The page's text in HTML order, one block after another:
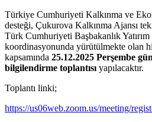
Türkiye Cumhuriyeti Kalkınma ve
desteği, Çukurova Kalkınma Ajansı
Türk Cumhuriyeti Başbakanlık
koordinasyonunda yürütülmekte olan
kapsamında 25.12.2025 Perşembe
bilgilendirme toplantısı yapılacaktır.
Toplantı linki;
https://us06web.zoom.us/meeting/